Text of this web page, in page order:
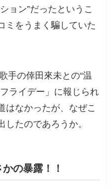
ョン”だったというこ
ミをうまく騙していた
手の倖田來未との“温
ライデー」に報じられ
はなかったが、なぜこ
したのであろうか。
の暴露！！